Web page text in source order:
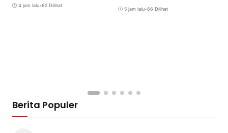
4 jam lalu•62 Dilihat
5 jam lalu•66 Dilihat
Berita Populer